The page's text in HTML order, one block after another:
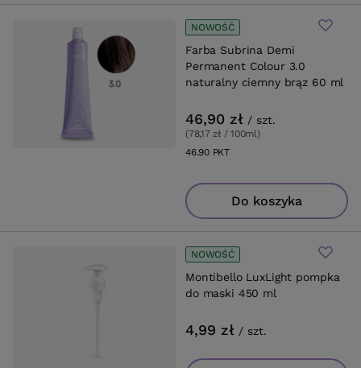
Farba Subrina Demi
Permanent Colour 3.0
naturalny ciemny brąz 60 ml
NOWOŚĆ
46,90 zł / szt.
(78,17 zł / 100ml)
46.90PKTpunktów
Do koszyka
Montibello LuxLight pompka
do maski 450 ml
NOWOŚĆ
4,99 zł / szt.